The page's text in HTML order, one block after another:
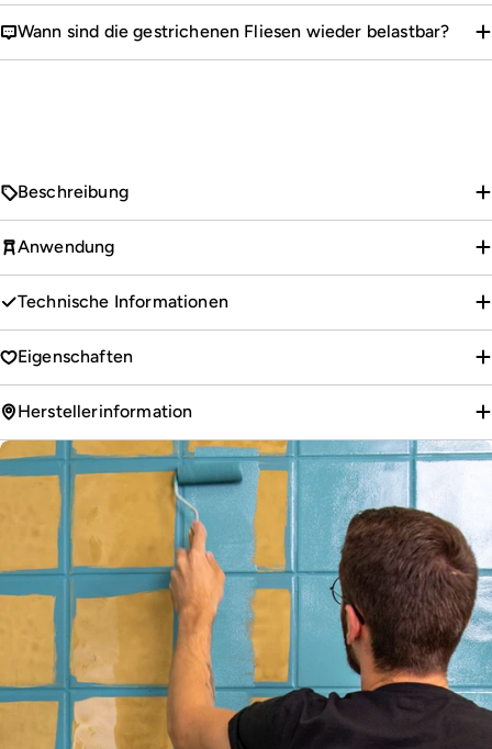
Wann sind die gestrichenen Fliesen wieder belastbar?
Beschreibung
Anwendung
Technische Informationen
Eigenschaften
Herstellerinformation